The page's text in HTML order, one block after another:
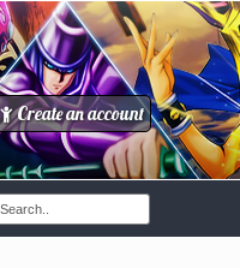
Create an account